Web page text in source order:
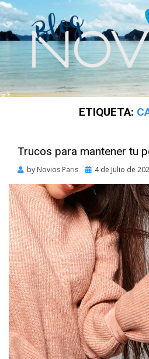
ETIQUETA:
Trucos para mantener tu
by Novios Paris
Posted
4 de Julio de